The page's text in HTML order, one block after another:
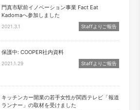
門真市駅前イノベーション事業 Fact Eat
Kadomaへ参加しました
2021.3.1 Staffよりご報告
保護中: COOPER社内資料
2021.1.29 Staffよりご報告
キッチンカー開業の若手女性が関西テレビ「報道
ランナー」の取材を受けました